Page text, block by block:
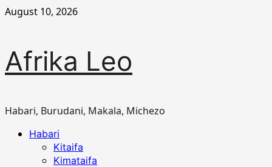
Skip
August 10, 2026
Afrika Leo
Habari, Burudani, Makala, Michezo
PrimaryHabari
Kitaifa
Kimataifa